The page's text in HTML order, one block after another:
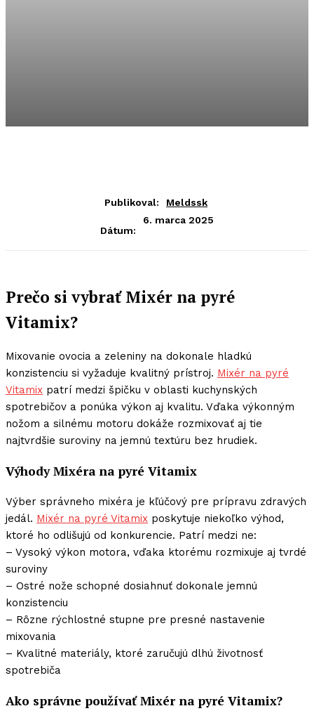
Publikoval: Meldssk
Dátum:
6. marca 2025
Prečo si vybrať Mixér na pyré
Vitamix?
Mixovanie ovocia a zeleniny na dokonale hladkú
konzistenciu si vyžaduje kvalitný prístroj. Mixér na pyré
Vitamix patrí medzi špičku v oblasti kuchynských
spotrebičov a ponúka výkon aj kvalitu. Vďaka výkonným
nožom a silnému motoru dokáže rozmixovať aj tie
najtvrdšie suroviny na jemnú textúru bez hrudiek.
Výhody Mixéra na pyré Vitamix
Výber správneho mixéra je kľúčový pre prípravu zdravých
jedál. Mixér na pyré Vitamix poskytuje niekoľko výhod,
ktoré ho odlišujú od konkurencie. Patrí medzi ne:
– Vysoký výkon motora, vďaka ktorému rozmixuje aj tvrdé
suroviny
– Ostré nože schopné dosiahnuť dokonale jemnú
konzistenciu
– Rôzne rýchlostné stupne pre presné nastavenie
mixovania
– Kvalitné materiály, ktoré zaručujú dlhú životnosť
spotrebiča
Ako správne používať Mixér na pyré Vitamix?